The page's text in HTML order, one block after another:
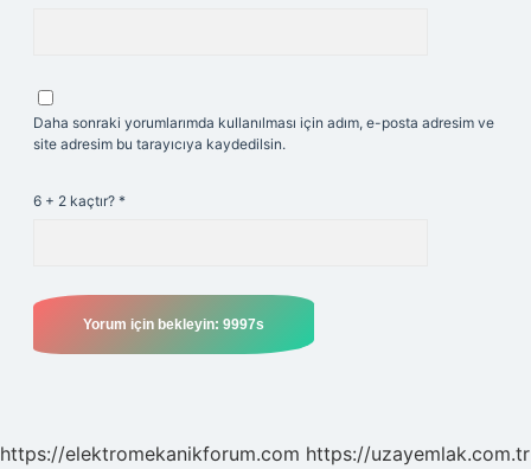
Daha sonraki yorumlarımda kullanılması için adım, e-posta adresim ve
site adresim bu tarayıcıya kaydedilsin.
6 + 2 kaçtır? *
https://elektromekanikforum.com https://uzayemlak.com.tr